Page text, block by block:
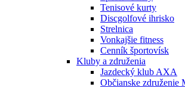
Tenisové kurty
Discgolfové ihrisko
Strelnica
Vonkajšie fitness
Cenník športovísk
Kluby a združenia
Jazdecký klub AXA
Občianske združenie